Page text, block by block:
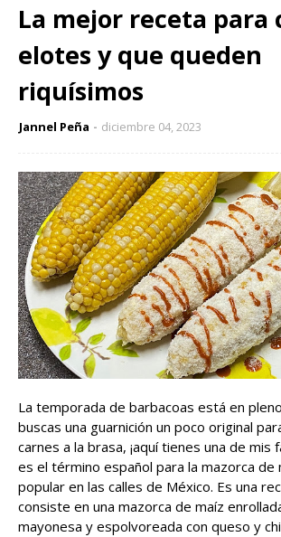
La mejor receta para
elotes y que queden
riquísimos
Jannel Peña diciembre 04, 2023
La temporada de barbacoas está en
buscas una guarnición un poco original
carnes a la brasa, ¡aquí tienes una de mis
es el término español para la mazorca de
popular en las calles de México. Es una
consiste en una mazorca de maíz
mayonesa y espolvoreada con queso y